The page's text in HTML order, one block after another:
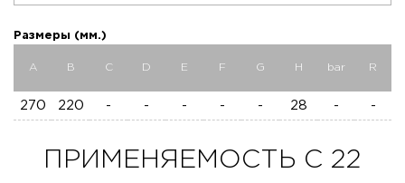
Размеры (мм.)
A B C D E F G H bar R
270 220 - - - - - 28 - -
ПРИМЕНЯЕМОСТЬ C 22